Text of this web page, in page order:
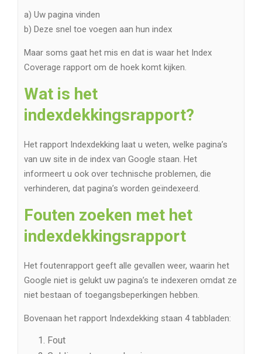
a) Uw pagina vinden
b) Deze snel toe voegen aan hun index
Maar soms gaat het mis en dat is waar het Index
Coverage rapport om de hoek komt kijken.
Wat is het
indexdekkingsrapport?
Het rapport Indexdekking laat u weten, welke pagina’s
van uw site in de index van Google staan. Het
informeert u ook over technische problemen, die
verhinderen, dat pagina’s worden geïndexeerd.
Fouten zoeken met het
indexdekkingsrapport
Het foutenrapport geeft alle gevallen weer, waarin het
Google niet is gelukt uw pagina’s te indexeren omdat ze
niet bestaan ​​of toegangsbeperkingen hebben.
Bovenaan het rapport Indexdekking staan ​​4 tabbladen:
Fout